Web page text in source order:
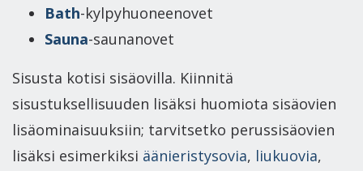
Bath-kylpyhuoneenovet
Sauna-saunanovet
Sisusta kotisi sisäovilla. Kiinnitä
sisustuksellisuuden lisäksi huomiota sisäovien
lisäominaisuuksiin; tarvitsetko perussisäovien
lisäksi esimerkiksi äänieristysovia, liukuovia,